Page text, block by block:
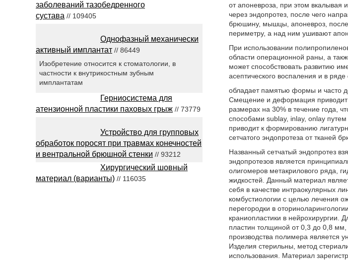
от апоневроза, при этом вкалывая
через эндопротез, после чего
брюшину, мышцы, апоневроз, после
периметру, а над ним ушивают
При использовании
области операционной раны, а
может способствовать развитию
асептического воспаления и в
обладает памятью формы и часто
Смещение и деформация приводит
размерах на 30% в течение года,
способами sublay, inlay, onlay
приводит к формированию
сетчатого эндопротеза от тканей
Названный сетчатый эндопротез
эндопротезов является
олигомеров метакрилового ряда,
жидкостей. Данный материал
себя в качестве интраокулярных
комбустиологии с целью лечения
перегородки в
краниопластики в нейрохирургии.
пластин толщиной от 0,3 до 0,8
производства полимера является
Изделия стерильны, метод
использования. Материал
заболеваний тазобедренного
сустава // 109405
Однофазный механически
активный имплантат // 86449
Изобретение относится к стоматологии, в
частности к внутрикостным зубным
имплантатам
Герниосистема для
атензионной пластики паховых грыж // 73779
Устройство для групповых
обработок поросят при травмах конечностей
и вентральной брюшной стенки // 93212
Хирургический шовный
материал (варианты) // 116035